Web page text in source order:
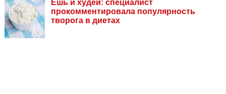
Ешь и худей: специалист
прокомментировала популярность
творога в диетах